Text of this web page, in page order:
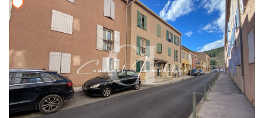
séparé. La villa dispose également d'un garage de 25m².
Matériaux de haute qualité. Le jardin reste à aménager
entièrement.